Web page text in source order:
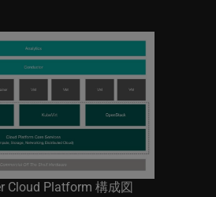
Cloud Platform 構成図